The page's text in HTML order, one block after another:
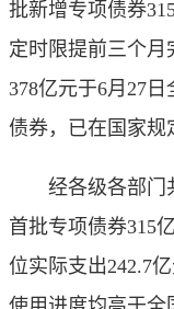
批新增专项债券
定时限提前三个
378亿元于6月27
债券，已在国家规
经各级各部门共
首批专项债券315
位实际支出242.7